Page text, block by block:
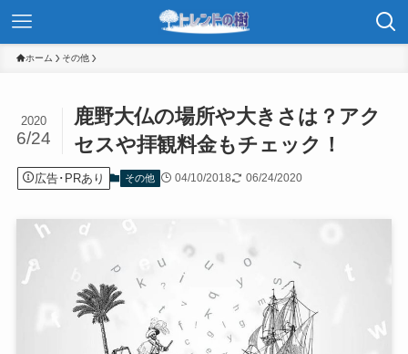
ホーム その他
鹿野大仏の場所や大きさは？アク
セスや拝観料金もチェック！
2020
6/24
広告･PRあり その他 04/10/2018 06/24/2020